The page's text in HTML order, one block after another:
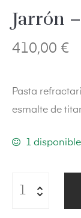
Jarrón
410,00 €
Pasta
esmalte de
1